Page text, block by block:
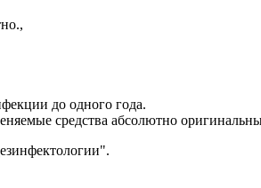
до одного года.
средства абсолютно